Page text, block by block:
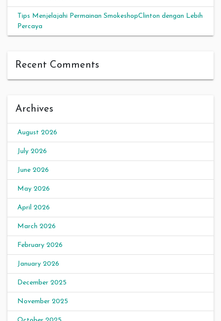
Tips Menjelajahi Permainan SmokeshopClinton dengan Lebih
Percaya
Recent Comments
Archives
August 2026
July 2026
June 2026
May 2026
April 2026
March 2026
February 2026
January 2026
December 2025
November 2025